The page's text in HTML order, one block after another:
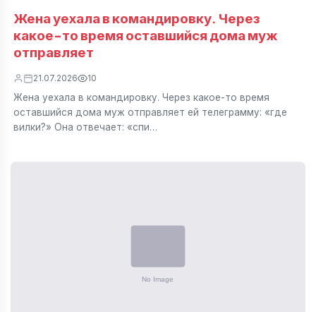
Жена уехала в командировку. Через
какое-то время оставшийся дома муж
отправляет
21.07.2026 10
Жена уехала в командировку. Через какое-то время
оставшийся дома муж отправляет ей телеграмму: «где
вилки?» Она отвечает: «спи…